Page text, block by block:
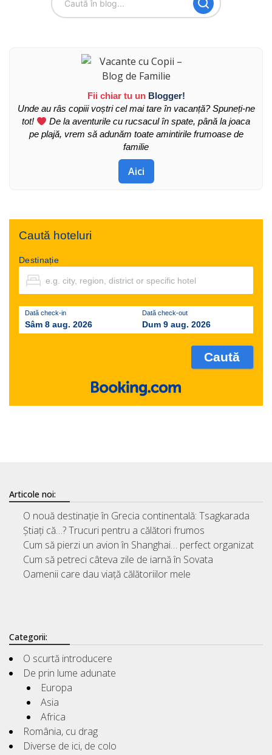
Fii chiar tu un Blogger!
Unde au râs copiii voștri cel mai tare în vacanță? Spuneți-ne
tot!
De la aventurile cu rucsacul în spate, până la joaca
pe plajă, vrem să adunăm toate amintirile frumoase de
familie
Aici
Caută hoteluri
Destinație
Dată check-in
Sâm 8 aug. 2026
Dată check-out
Dum 9 aug. 2026
Articole noi:
O nouă destinație în Grecia continentală: Tsagkarada
Știați că…? Trucuri pentru a călători frumos
Cum să pierzi un avion în Shanghai… perfect organizat
Cum să petreci câteva zile de iarnă în Sovata
Oamenii care dau viață călătoriilor mele
Categorii:
O scurtă introducere
De prin lume adunate
Europa
Asia
Africa
România, cu drag
Diverse de ici, de colo